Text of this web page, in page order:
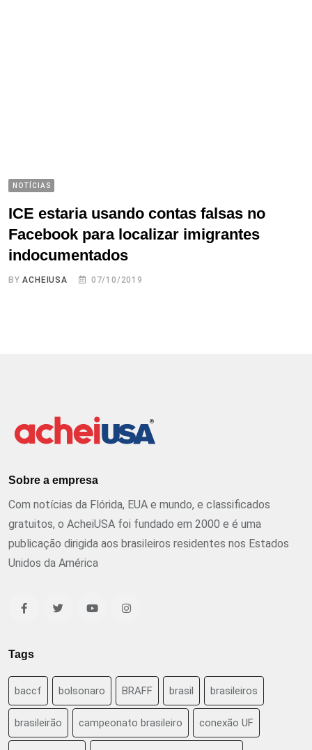
NOTÍCIAS
ICE estaria usando contas falsas no
Facebook para localizar imigrantes
indocumentados
BYACHEIUSA 07/10/2019
Sobre a empresa
Com notícias da Flórida, EUA e mundo, e classificados
gratuitos, o AcheiUSA foi fundado em 2000 e é uma
publicação dirigida aos brasileiros residentes nos Estados
Unidos da América
Tags
baccf bolsonaro BRAFF brasil brasileiros
brasileirão campeonato brasileiro conexão UF